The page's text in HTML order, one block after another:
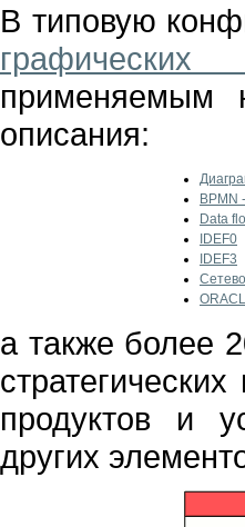
В типовую
графических
применяемым
описания:
BPMN
Data
IDEF0
IDEF3
а также более
продуктов и
других